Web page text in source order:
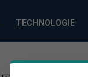
TECHNOLOGIE